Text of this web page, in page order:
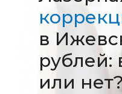
в
или